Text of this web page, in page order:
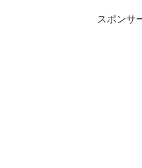
スポンサ